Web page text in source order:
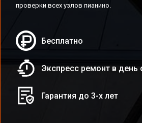
проверки всех узлов пианино.
Бесплатно
Экспресс ремонт в день
Гарантия до 3-х лет